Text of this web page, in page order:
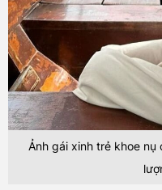
Ảnh gái xinh trẻ khoe